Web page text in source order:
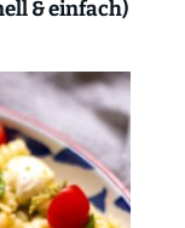
& einfach)